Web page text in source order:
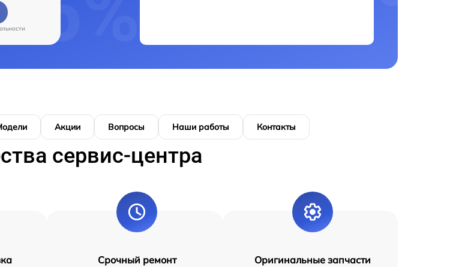
Акции Вопросы Наши работы Контакты
сервис-центра
Срочный ремонт Оригинальные запчасти